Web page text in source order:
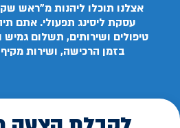
אצלנו תוכלו ליהנות מ"ראש
עסקת ליסינג תפעולי. אתם
טיפולים ושירותים, תשלום גמיש
בזמן הרכישה, ושירות